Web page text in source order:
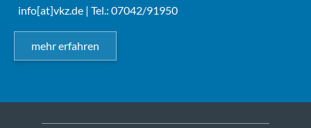
info[at]vkz.de | Tel.: 07042/91950
mehr erfahren